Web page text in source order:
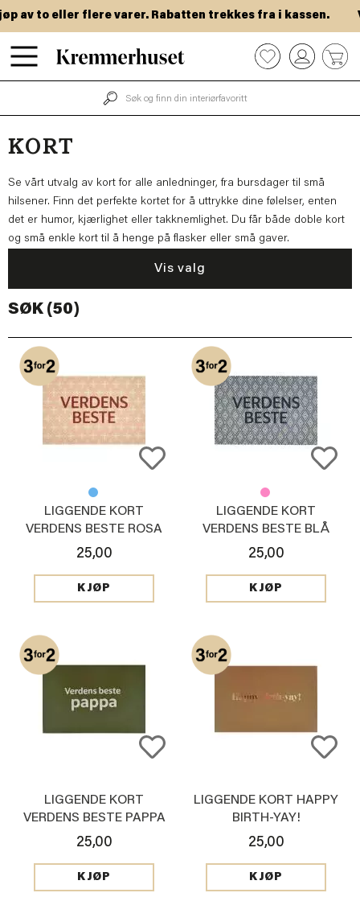
Hopp
til
hovedinnhold
to eller flere varer. Rabatten trekkes fra i kassen.
0
KORT
Se vårt utvalg av kort for alle anledninger, fra bursdager til små
hilsener. Finn det perfekte kortet for å uttrykke dine følelser, enten
det er humor, kjærlighet eller takknemlighet. Du får både doble kort
og små enkle kort til å henge på flasker eller små gaver.
Vis valg
SØK (50)
LIGGENDE KORT
VERDENS BESTE ROSA
25,00
KJØP
LIGGENDE KORT
VERDENS BESTE BLÅ
25,00
KJØP
LIGGENDE KORT
VERDENS BESTE PAPPA
25,00
KJØP
LIGGENDE KORT HAPPY
BIRTH-YAY!
25,00
KJØP